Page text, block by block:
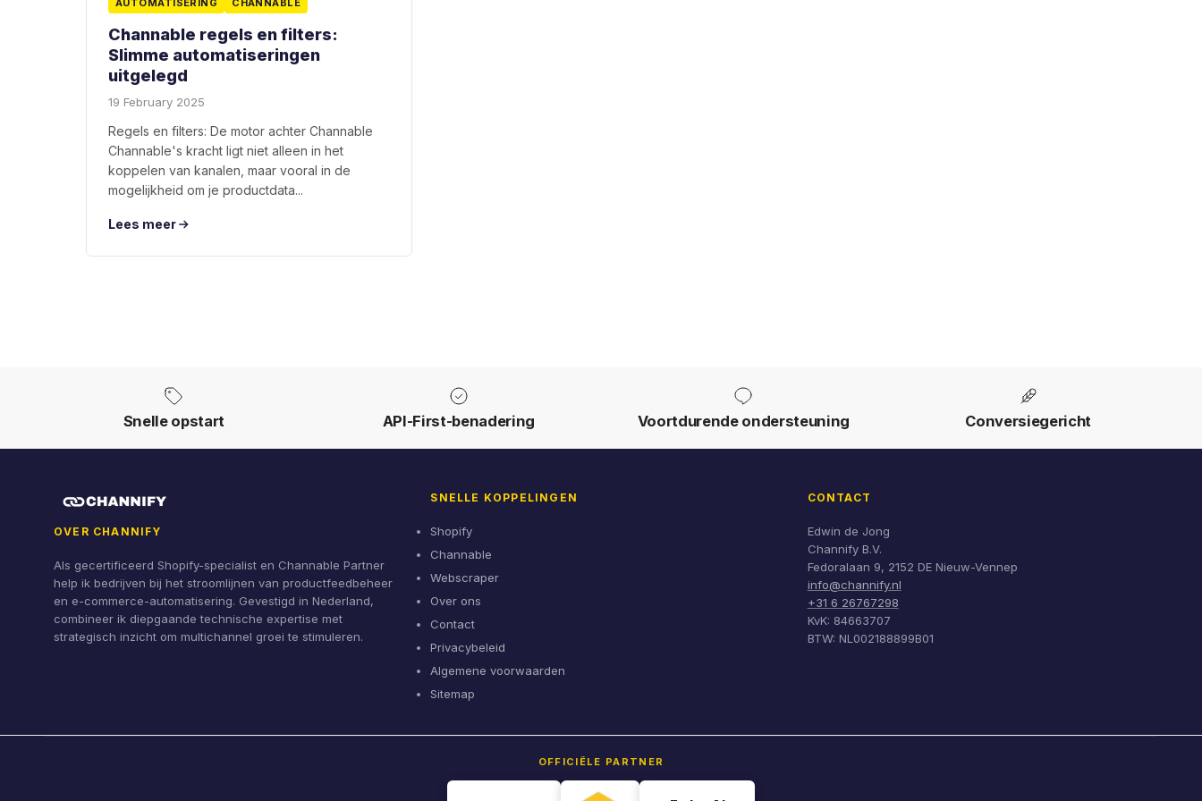
Channable regels en filters:
Slimme automatiseringen
uitgelegd
19 February 2025
Regels en filters: De motor achter Channable
Channable's kracht ligt niet alleen in het
koppelen van kanalen, maar vooral in de
mogelijkheid om je productdata...
Lees meer
Snelle opstart API-First-benadering Voortdurende ondersteuning Conversiegericht
OVER CHANNIFY
Als gecertificeerd Shopify-specialist en Channable Partner
help ik bedrijven bij het stroomlijnen van productfeedbeheer
en e-commerce-automatisering. Gevestigd in Nederland,
combineer ik diepgaande technische expertise met
strategisch inzicht om multichannel groei te stimuleren.
SNELLE KOPPELINGEN
Shopify
Channable
Webscraper
Over ons
Contact
Privacybeleid
Algemene voorwaarden
Sitemap
CONTACT
Edwin de Jong
Channify B.V.
Fedoralaan 9, 2152 DE Nieuw-Vennep
info@channify.nl
+31 6 26767298
KvK: 84663707
BTW: NL002188899B01
OFFICIËLE PARTNER